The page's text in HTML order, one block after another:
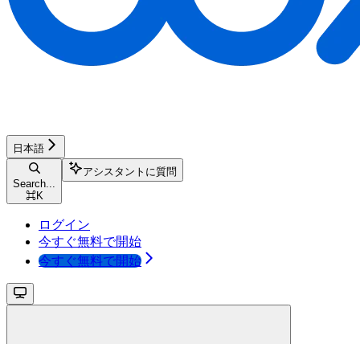
日本語
Search...
⌘K
アシスタントに質問
ログイン
今すぐ無料で開始
今すぐ無料で開始